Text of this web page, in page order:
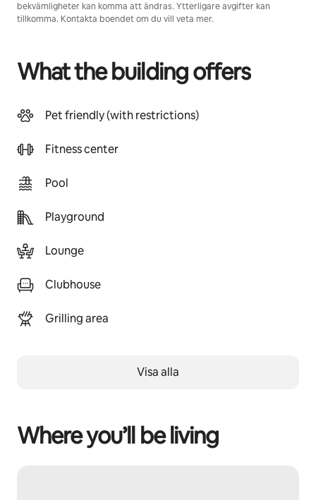
bekvämligheter kan komma att ändras. Ytterligare avgifter kan
tillkomma. Kontakta boendet om du vill veta mer.
What the building offers
Pet friendly (with restrictions)
Fitness center
Pool
Playground
Lounge
Clubhouse
Grilling area
Visa alla
Where you’ll be living